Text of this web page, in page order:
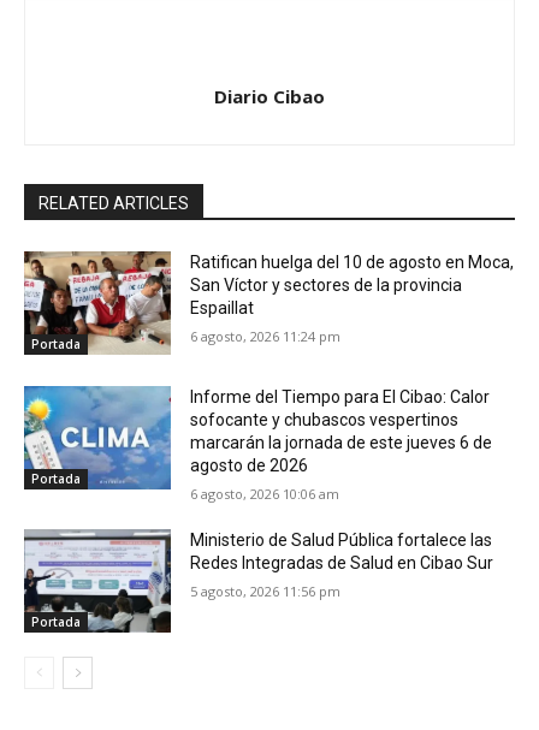
Diario Cibao
RELATED ARTICLES
Portada
Ratifican huelga del 10 de agosto en Moca,
San Víctor y sectores de la provincia
Espaillat
6 agosto, 2026 11:24 pm
Portada
Informe del Tiempo para El Cibao: Calor
sofocante y chubascos vespertinos
marcarán la jornada de este jueves 6 de
agosto de 2026
6 agosto, 2026 10:06 am
Portada
Ministerio de Salud Pública fortalece las
Redes Integradas de Salud en Cibao Sur
5 agosto, 2026 11:56 pm